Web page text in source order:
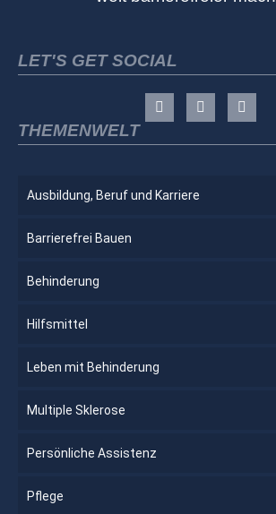
LET'S GET SOCIAL
THEMENWELT
Ausbildung, Beruf und Karriere
Barrierefrei Bauen
Behinderung
Hilfsmittel
Leben mit Behinderung
Multiple Sklerose
Persönliche Assistenz
Pflege